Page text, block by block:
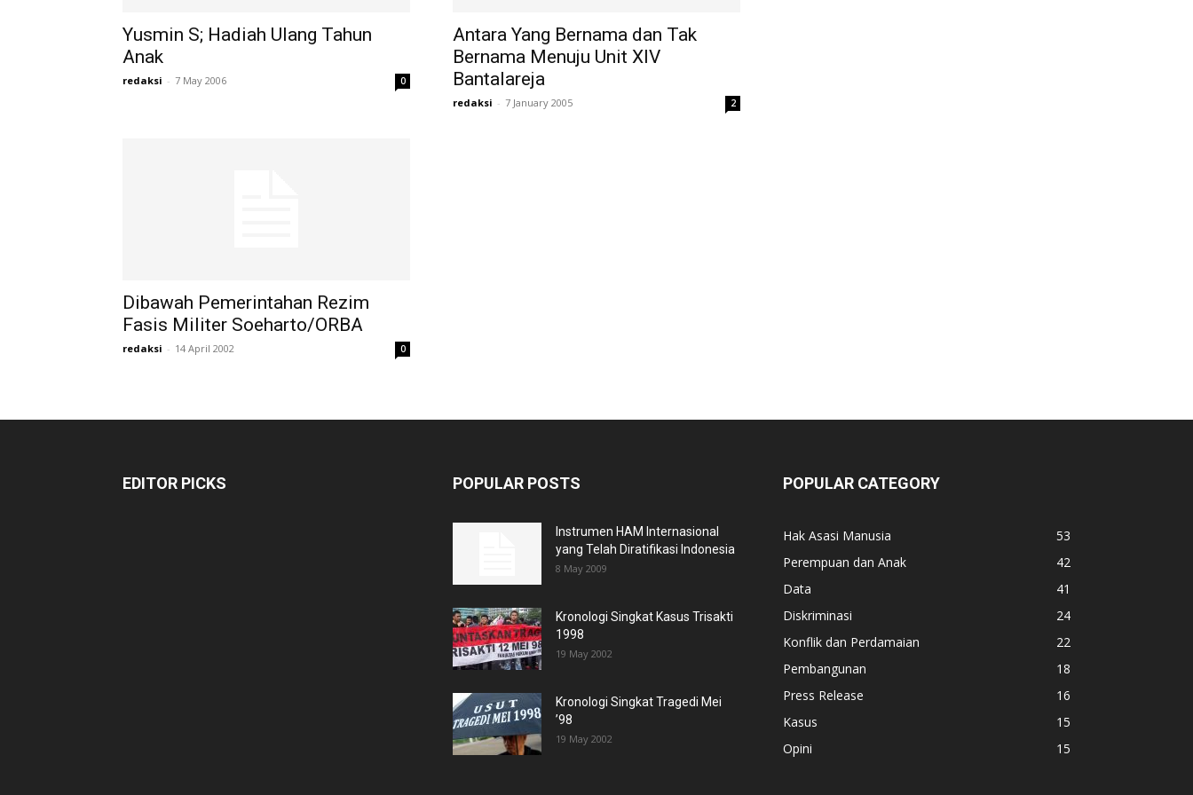
Yusmin S; Hadiah Ulang Tahun
Anak
redaksi - 7 May 2006 0
Antara Yang Bernama dan Tak
Bernama Menuju Unit XIV
Bantalareja
redaksi - 7 January 2005 2
Dibawah Pemerintahan Rezim
Fasis Militer Soeharto/ORBA
redaksi - 14 April 2002 0
EDITOR PICKS POPULAR POSTS
Instrumen HAM Internasional
yang Telah Diratifikasi Indonesia
8 May 2009
Kronologi Singkat Kasus Trisakti
1998
19 May 2002
Kronologi Singkat Tragedi Mei
’98
19 May 2002
POPULAR CATEGORY
Hak Asasi Manusia
53
Perempuan dan Anak
42
Data
41
Diskriminasi
24
Konflik dan Perdamaian
22
Pembangunan
18
Press Release
16
Kasus
15
Opini
15